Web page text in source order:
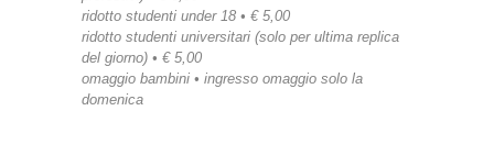
ridotto studenti under 18 • € 5,00
ridotto studenti universitari (solo per ultima replica
del giorno) • € 5,00
omaggio bambini • ingresso omaggio solo la
domenica